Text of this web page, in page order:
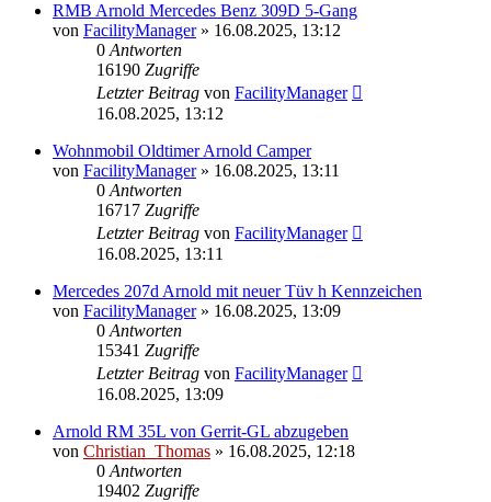
RMB Arnold Mercedes Benz 309D 5-Gang
von FacilityManager» 16.08.2025, 13:12
0Antworten
16190 Zugriffe
Letzter Beitrag von FacilityManager
16.08.2025, 13:12
Wohnmobil Oldtimer Arnold Camper
von FacilityManager» 16.08.2025, 13:11
0Antworten
16717 Zugriffe
Letzter Beitrag von FacilityManager
16.08.2025, 13:11
Mercedes 207d Arnold mit neuer Tüv h Kennzeichen
von FacilityManager» 16.08.2025, 13:09
0Antworten
15341 Zugriffe
Letzter Beitrag von FacilityManager
16.08.2025, 13:09
Arnold RM 35L von Gerrit-GL abzugeben
von Christian_Thomas » 16.08.2025, 12:18
0Antworten
19402 Zugriffe